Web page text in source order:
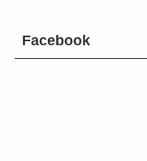
Facebook